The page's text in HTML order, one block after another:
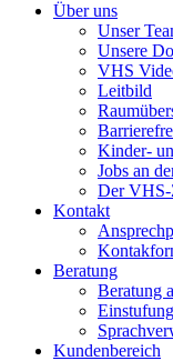
Über uns
Unser
Unsere
VHS
Leitbild
Kinder-
Jobs an
Der VHS-
Kontakt
Beratung
Beratung
Kundenbereich